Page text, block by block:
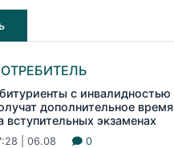
с инвалидностью
дополнительное время
вступительных экзаменах
| 06.08 0